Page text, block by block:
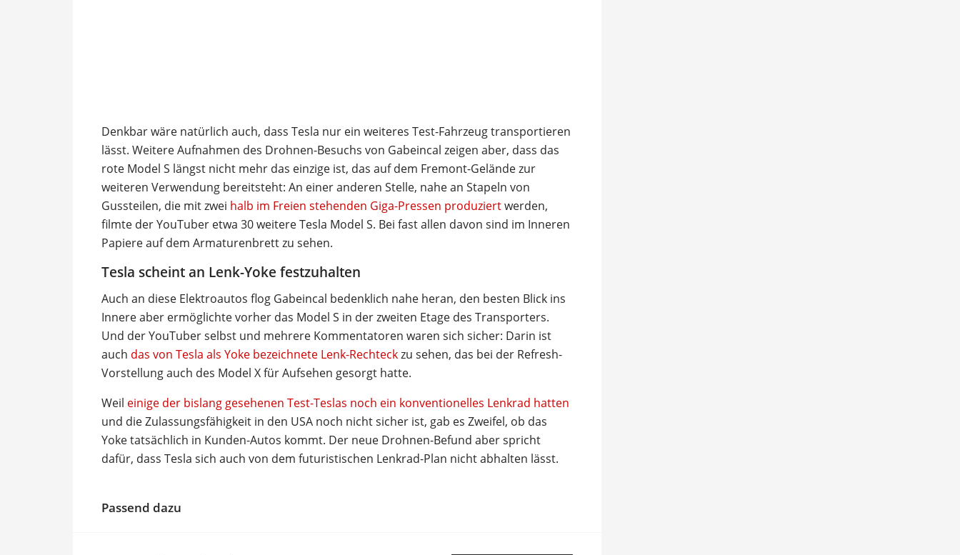
Denkbar wäre natürlich auch, dass Tesla nur ein weiteres Test-Fahrzeug transportieren
lässt. Weitere Aufnahmen des Drohnen-Besuchs von Gabeincal zeigen aber, dass das
rote Model S längst nicht mehr das einzige ist, das auf dem Fremont-Gelände zur
weiteren Verwendung bereitsteht: An einer anderen Stelle, nahe an Stapeln von
Gussteilen, die mit zwei halb im Freien stehenden Giga-Pressen produziertwerden,
filmte der YouTuber etwa 30 weitere Tesla Model S. Bei fast allen davon sind im Inneren
Papiere auf dem Armaturenbrett zu sehen.
Tesla scheint an Lenk-Yoke festzuhalten
Auch an diese Elektroautos flog Gabeincal bedenklich nahe heran, den besten Blick ins
Innere aber ermöglichte vorher das Model S in der zweiten Etage des Transporters.
Und der YouTuber selbst und mehrere Kommentatoren waren sich sicher: Darin ist
auch das von Tesla als Yoke bezeichnete Lenk-Rechteckzu sehen, das bei der Refresh-
Vorstellung auch des Model X für Aufsehen gesorgt hatte.
Weil einige der bislang gesehenen Test-Teslas noch ein konventionelles Lenkrad hatten
und die Zulassungsfähigkeit in den USA noch nicht sicher ist, gab es Zweifel, ob das
Yoke tatsächlich in Kunden-Autos kommt. Der neue Drohnen-Befund aber spricht
dafür, dass Tesla sich auch von dem futuristischen Lenkrad-Plan nicht abhalten lässt.
Passend dazu